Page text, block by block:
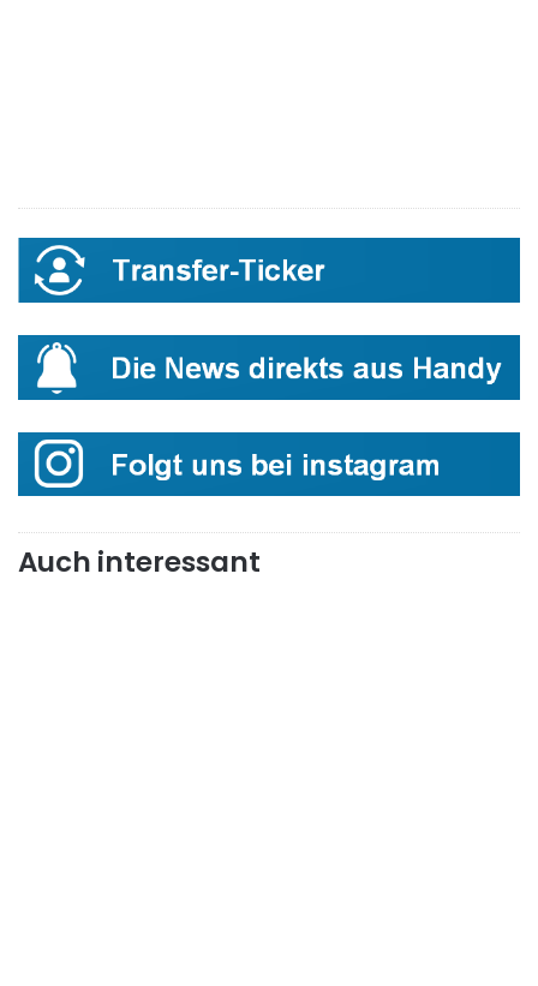
Auch interessant